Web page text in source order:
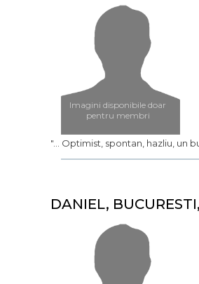
Imagini disponibile doar
pentru membri
"... Optimist, spontan, hazliu, un
DANIEL,